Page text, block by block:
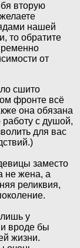
вторую
нашей
то обратите
от
сшито
фронте всё
она обязана
работу с душой,
для вас
заместо
не жена, а
реликвия,
лишь у
вроде бы
жизни.